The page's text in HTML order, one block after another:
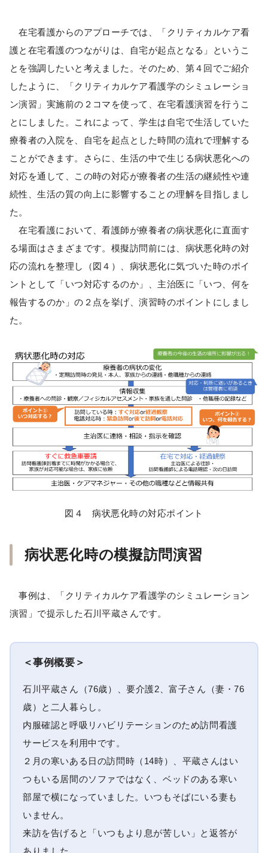
在宅看護からのアプローチでは、「クリティカルケア看
護と在宅看護のつながりは、自宅が起点となる」というこ
とを強調したいと考えました。そのため、第４回でご紹介
したように、「クリティカルケア看護学のシミュレーショ
ン演習」実施前の２コマを使って、在宅看護演習を行うこ
とにしました。これによって、学生は自宅で生活していた
療養者の入院を、自宅を起点とした時間の流れで理解する
ことができます。さらに、生活の中で生じる病状悪化への
対応を通して、この時の対応が療養者の生活の継続性や連
続性、生活の質の向上に影響することの理解を目指しまし
た。
在宅看護において、看護師が療養者の病状悪化に直面す
る場面はさまざまです。模擬訪問前には、病状悪化時の対
応の流れを整理し（図４）、病状悪化に気づいた時のポイ
ントとして「いつ対応するのか」、主治医に「いつ、何を
報告するのか」の２点を挙げ、演習時のポイントにしまし
た。
図４ 病状悪化時の対応ポイント
病状悪化時の模擬訪問演習
事例は、「クリティカルケア看護学のシミュレーション
演習」で提示した石川平蔵さんです。
＜事例概要＞
石川平蔵さん（76歳）、要介護2、富子さん（妻・76
歳）と二人暮らし。
内服確認と呼吸リハビリテーションのため訪問看護
サービスを利用中です。
２月の寒いある日の訪問時（14時）、平蔵さんはい
つもいる居間のソファではなく、ベッドのある寒い
部屋で横になっていました。いつもそばにいる妻も
いません。
来訪を告げると「いつもより息が苦しい」と返答が